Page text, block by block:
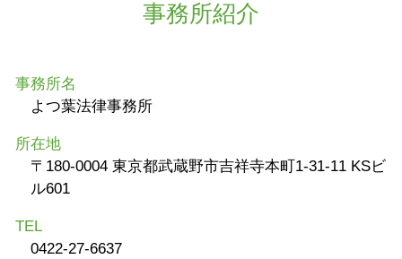
事務所紹介
事務所名
よつ葉法律事務所
所在地
〒180-0004 東京都武蔵野市吉祥寺本町1-31-11 KSビ
ル601
TEL
0422-27-6637